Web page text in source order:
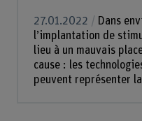
27.01.2022
Dans
l’implantation de
lieu à un mauvais
cause : les
peuvent représenter